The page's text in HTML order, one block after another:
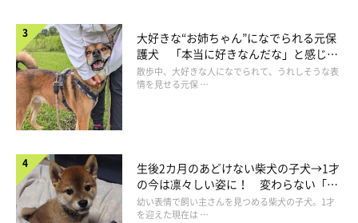
大好きな“お姉ちゃん”になでられる元保
護犬 「本当に好きなんだな」と感じる
表情にほっこり
散歩中、大好きな人になでられて、うれしそうな表
情を見せる元保 …
生後2カ月のあどけない柴犬の子犬→1才
の今は凛々しい姿に！ 変わらない「く
りくりおめめ」にもほっこり
幼い表情で飼い主さんを見つめる柴犬の子犬。1才
を迎えた現在は …